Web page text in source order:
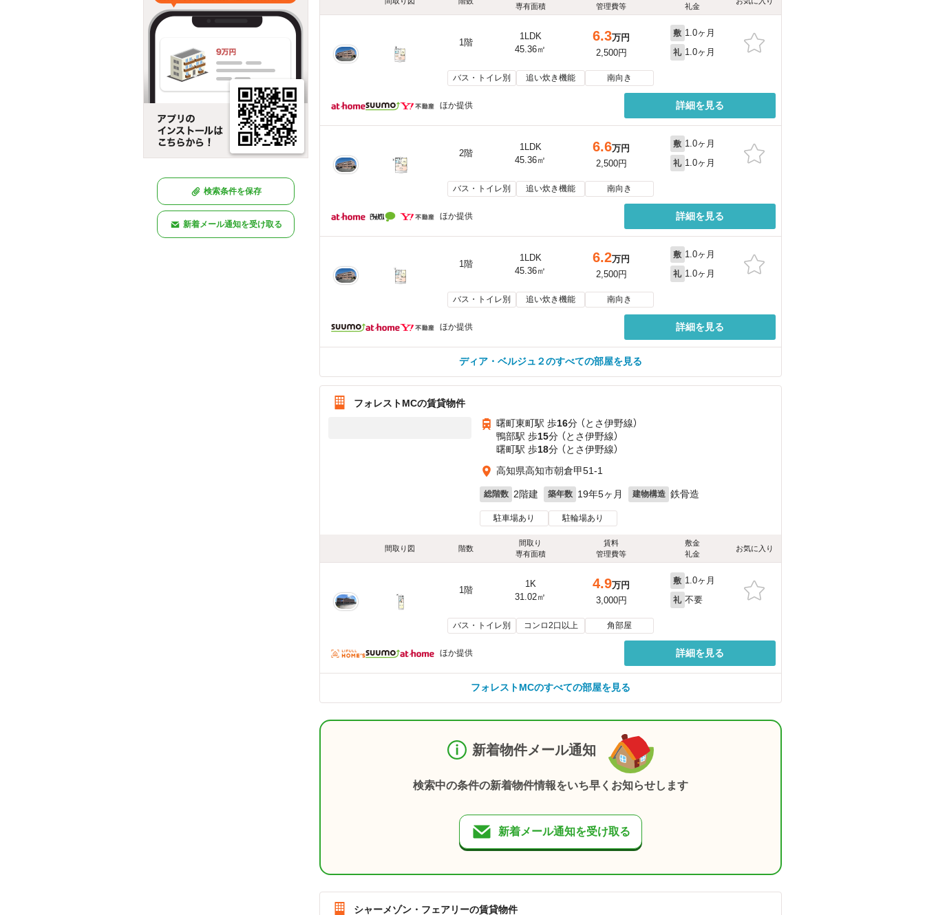
検索条件を保存
新着メール通知を受け取る
専有面積
管理費等
礼金
1階
1LDK
45.36㎡
6.3万円
2,500円
敷 1.0ヶ月
礼 1.0ヶ月
バス・トイレ別 追い炊き機能 南向き
ほか提供 詳細を見る
2階
1LDK
45.36㎡
6.6万円
2,500円
敷 1.0ヶ月
礼 1.0ヶ月
バス・トイレ別 追い炊き機能 南向き
ほか提供 詳細を見る
1階
1LDK
45.36㎡
6.2万円
2,500円
敷 1.0ヶ月
礼 1.0ヶ月
バス・トイレ別 追い炊き機能 南向き
ほか提供 詳細を見る
ディア・ベルジュ２のすべての部屋を見る
フォレストMCの賃貸物件
曙町東町駅 歩16分 （とさ伊野線）
鴨部駅 歩15分 （とさ伊野線）
曙町駅 歩18分 （とさ伊野線）
高知県高知市朝倉甲51-1
総階数 2階建 築年数 19年5ヶ月 建物構造 鉄骨造
駐車場あり 駐輪場あり
間取り図 階数
間取り
専有面積
賃料
管理費等
敷金
礼金
お気に入り
1階
1K
31.02㎡
4.9万円
3,000円
敷 1.0ヶ月
礼 不要
バス・トイレ別 コンロ2口以上 角部屋
ほか提供 詳細を見る
フォレストMCのすべての部屋を見る
新着物件メール通知
検索中の条件の新着物件情報をいち早くお知らせします
新着メール通知を受け取る
シャーメゾン・フェアリーの賃貸物件